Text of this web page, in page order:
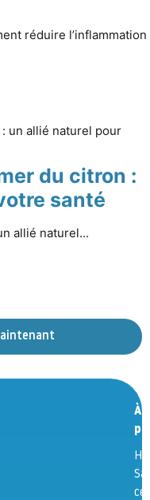
réduire l’inflammation
du citron :
santé
allié naturel...
À
ce